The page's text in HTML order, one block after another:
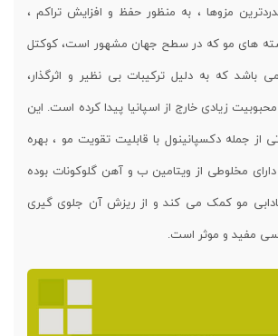
مزوها ، به منظور حفظ و افزایش تراکم ،
های مو که در سطح جهان مشهور است، کوکتل
باشد که به دلیل ترکیبات بی نظیر و اثرگذار،
زیادی خارج از اسپانیا پیدا کرده است. این
از جمله دکسپانینول با قابلیت تقویت مو ، بهره
مخلوطی از ویتامین ب و آهن گلوکونات بوده
مو کمک می کند و از ریزش آن جلوی گیری
مفید و موثر است.